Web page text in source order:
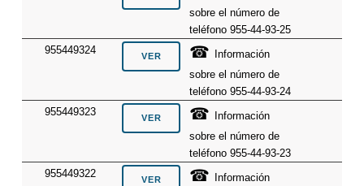
sobre el número de
teléfono 955-44-93-25
955449324
☎ Información
sobre el número de
teléfono 955-44-93-24
955449323
☎ Información
sobre el número de
teléfono 955-44-93-23
955449322
☎ Información